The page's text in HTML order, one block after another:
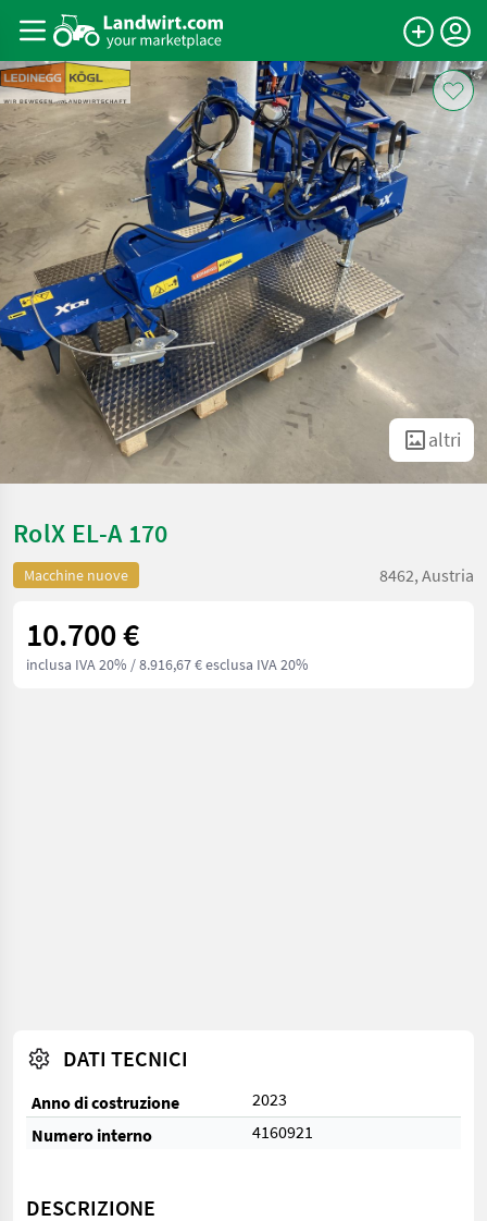
altri
RolX EL-A 170
Macchine nuove 8462, Austria
10.700 €
inclusa IVA 20% / 8.916,67 € esclusa IVA 20%
DATI TECNICI
Anno di costruzione
2023
Numero interno
4160921
DESCRIZIONE